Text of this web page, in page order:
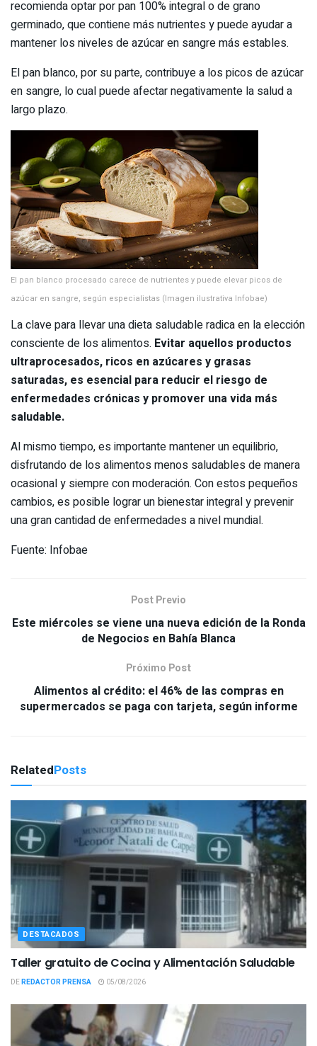
recomienda optar por pan 100% integral o de grano
germinado, que contiene más nutrientes y puede ayudar a
mantener los niveles de azúcar en sangre más estables.
El pan blanco, por su parte, contribuye a los picos de azúcar
en sangre, lo cual puede afectar negativamente la salud a
largo plazo.
El pan blanco procesado carece de nutrientes y puede elevar picos de
azúcar en sangre, según especialistas (Imagen ilustrativa Infobae)
La clave para llevar una dieta saludable radica en la elección
consciente de los alimentos. Evitar aquellos productos
ultraprocesados, ricos en azúcares y grasas
saturadas, es esencial para reducir el riesgo de
enfermedades crónicas y promover una vida más
saludable.
Al mismo tiempo, es importante mantener un equilibrio,
disfrutando de los alimentos menos saludables de manera
ocasional y siempre con moderación. Con estos pequeños
cambios, es posible lograr un bienestar integral y prevenir
una gran cantidad de enfermedades a nivel mundial.
Fuente: Infobae
Post Previo
Este miércoles se viene una nueva edición de la Ronda
de Negocios en Bahía Blanca
Próximo Post
Alimentos al crédito: el 46% de las compras en
supermercados se paga con tarjeta, según informe
RelatedPosts
DESTACADOS
Taller gratuito de Cocina y Alimentación Saludable
DEREDACTOR PRENSA 05/08/2026